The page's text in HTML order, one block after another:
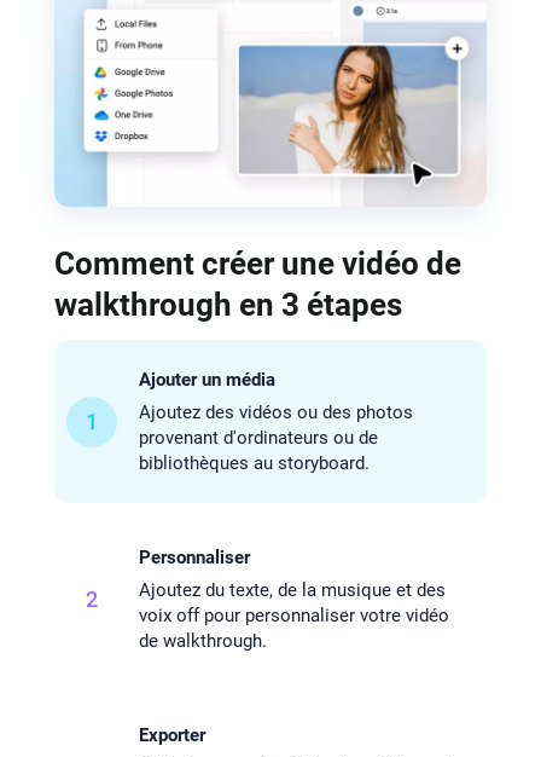
Comment créer une vidéo de
walkthrough en 3 étapes
1
Ajouter un média
Ajoutez des vidéos ou des photos
provenant d'ordinateurs ou de
bibliothèques au storyboard.
2
Personnaliser
Ajoutez du texte, de la musique et des
voix off pour personnaliser votre vidéo
de walkthrough.
Exporter